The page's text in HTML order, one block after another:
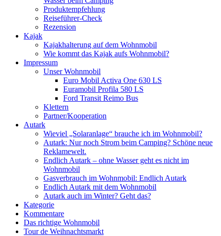
Produktempfehlung
Reiseführer-Check
Rezension
Kajak
Kajakhalterung auf dem Wohnmobil
Wie kommt das Kajak aufs Wohnmobil?
Impressum
Unser Wohnmobil
Euro Mobil Activa One 630 LS
Euramobil Profila 580 LS
Ford Transit Reimo Bus
Klettern
Partner/Kooperation
Autark
Wieviel „Solaranlage“ brauche ich im Wohnmobil?
Autark: Nur noch Strom beim Camping? Schöne neue
Reklamewelt.
Endlich Autark – ohne Wasser geht es nicht im
Wohnmobil
Gasverbrauch im Wohnmobil: Endlich Autark
Endlich Autark mit dem Wohnmobil
Autark auch im Winter? Geht das?
Kategorie
Kommentare
Das richtige Wohnmobil
Tour de Weihnachtsmarkt